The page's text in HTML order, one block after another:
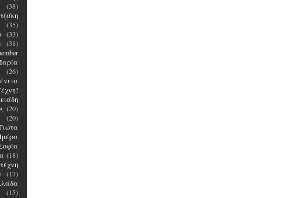
(38)
(35)
(33)
(31)
(26)
(20)
(20)
(18)
τέχνη
(17)
(15)